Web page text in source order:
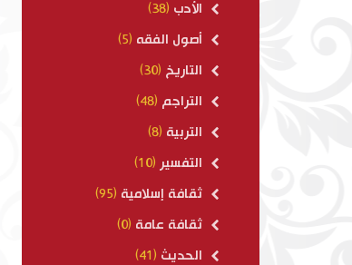
الأدب (38)
أصول الفقه (5)
التاريخ (30)
التراجم (48)
التربية (8)
التفسير (10)
ثقافة إسلامية (95)
ثقافة عامة (0)
الحديث (41)